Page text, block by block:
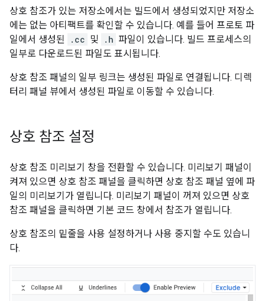
상호 참조가 있는 저장소에서는 빌드에서 생성되었지만 저장소
에는 없는 아티팩트를 확인할 수 있습니다. 예를 들어 프로토 파
일에서 생성된
.cc 및 .h 파일이 있습니다. 빌드 프로세스의
일부로 다운로드된 파일도 표시됩니다.
상호 참조 패널의 일부 링크는 생성된 파일로 연결됩니다. 디렉
터리 패널 뷰에서 생성된 파일로 이동할 수 있습니다.
상호 참조 설정
상호 참조 미리보기 창을 전환할 수 있습니다. 미리보기 패널이
켜져 있으면 상호 참조 패널을 클릭하면 상호 참조 패널 옆에 파
일의 미리보기가 열립니다. 미리보기 패널이 꺼져 있으면 상호
참조 패널을 클릭하면 기본 코드 창에서 참조가 열립니다.
상호 참조의 밑줄을 사용 설정하거나 사용 중지할 수도 있습니
다.